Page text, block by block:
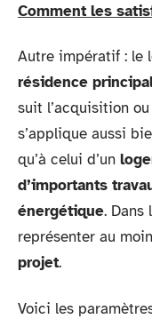
Comment les
Autre impératif : le
résidence
suit l’acquisition
s’applique aussi
qu’à celui d’un
d’importants
énergétique. Dans
représenter au
projet.
Voici les